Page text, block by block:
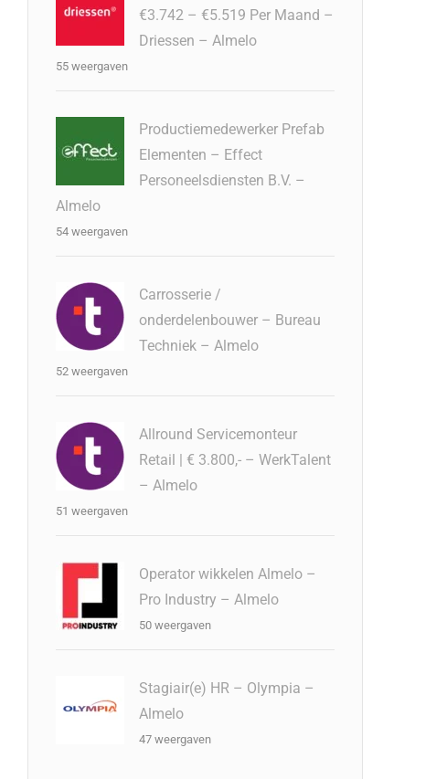
€3.742 – €5.519 Per Maand –
Driessen – Almelo
55 weergaven
Productiemedewerker Prefab
Elementen – Effect
Personeelsdiensten B.V. –
Almelo
54 weergaven
Carrosserie /
onderdelenbouwer – Bureau
Techniek – Almelo
52 weergaven
Allround Servicemonteur
Retail | € 3.800,- – WerkTalent
– Almelo
51 weergaven
Operator wikkelen Almelo –
Pro Industry – Almelo
50 weergaven
Stagiair(e) HR – Olympia –
Almelo
47 weergaven